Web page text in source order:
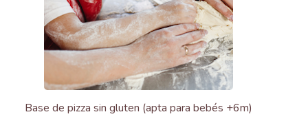
Base de pizza sin gluten (apta para bebés +6m)